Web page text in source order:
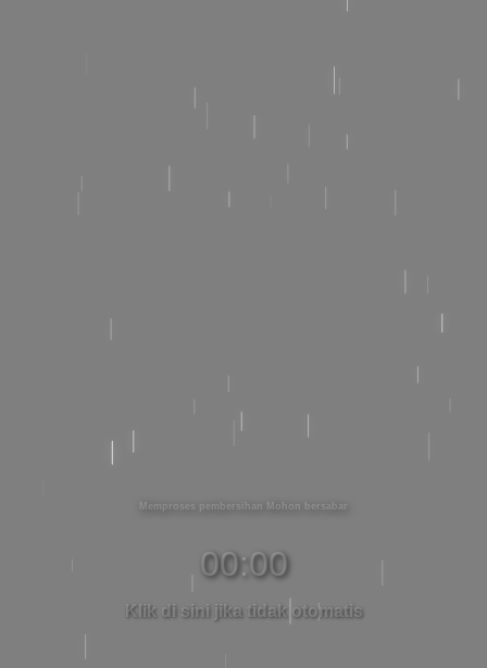
Memproses pembersihan Mohon bersabar
00:00
Klik di sini jika tidak otomatis